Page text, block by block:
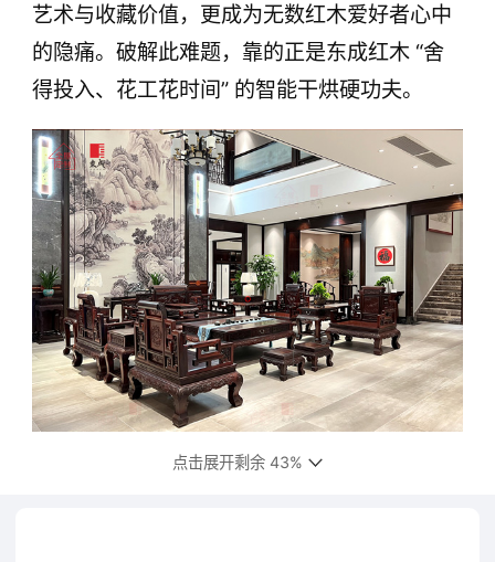
艺术与收藏价值，更成为无数红木爱好者心中
的隐痛。破解此难题，靠的正是东成红木 “舍
得投入、花工花时间” 的智能干烘硬功夫。
点击展开剩余 43%